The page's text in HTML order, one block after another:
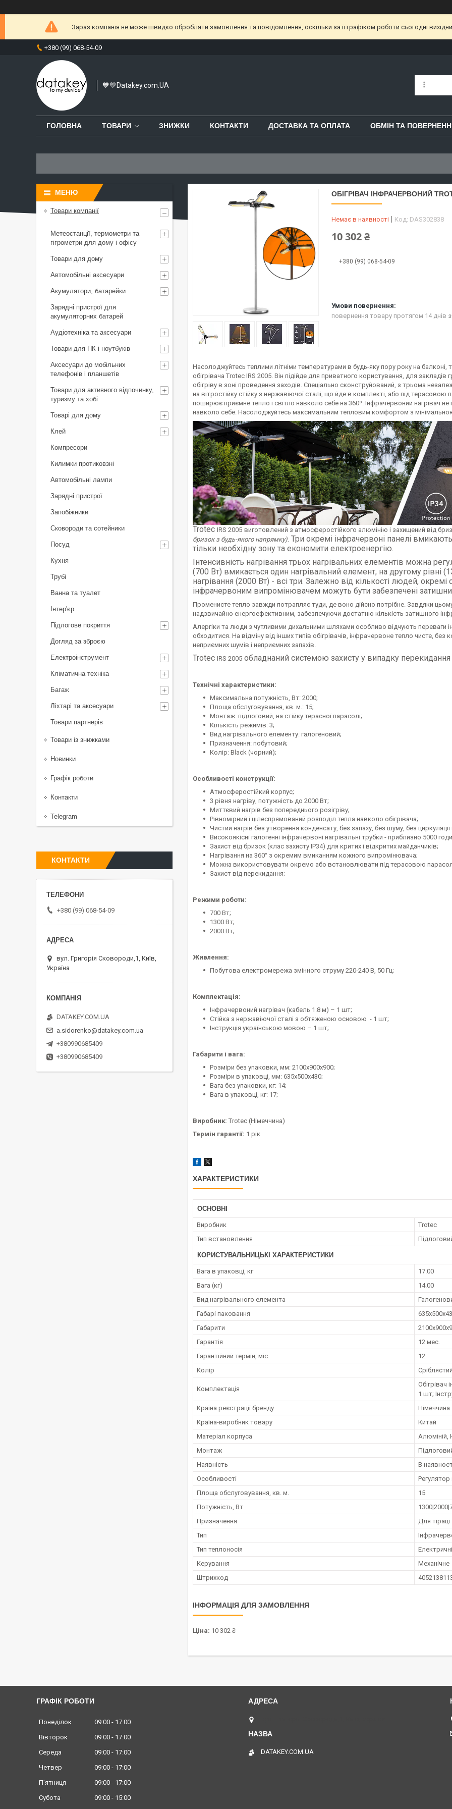
Зараз компанія не може швидко обробляти замовлення та повідомлення, оскільки за її графіком роботи сьогодні
+380 (99) 068-54-09
💙💛Datakey.com.UA
ГОЛОВНА ТОВАРИ ЗНИЖКИ КОНТАКТИ ДОСТАВКА ТА ОПЛАТА ОБМІН ТА
ОБІГРІВАЧ ІНФРАЧЕРВОНИЙ
Немає в наявності Код: DAS302838
10 302 ₴
+380 (99) 068-54-09
повернення товару протягом 14 днів
Насолоджуйтесь теплими літніми температурами в будь-яку пору року на балконі,
обігрівача Trotec IRS 2005. Він підійде для приватного користування, для
обігріву в зоні проведення заходів. Спеціально сконструйований, з трьома
на вітростійку стійку з нержавіючої сталі, що йде в комплекті, або під
поширює приємне тепло і світло навколо себе на 360º. Інфрачервоний нагрівач не
навколо себе. Насолоджуйтесь максимальним тепловим комфортом з
Trotec IRS 2005 виготовлений з атмосферостійкого алюмінію і захищений від
бризок з будь-якого напрямку) . Три окремі інфрачервоні панелі
тільки необхідну зону та економити електроенергію.
Інтенсивність нагрівання трьох нагрівальних елементів можна
(700 Вт) вмикається один нагрівальний елемент, на другому рівні
нагрівання (2000 Вт) - всі три. Залежно від кількості людей, окремі
інфрачервоним випромінювачем можуть бути забезпечені
Променисте тепло завжди потрапляє туди, де воно дійсно потрібне. Завдяки
надзвичайно енергоефективним, забезпечуючи достатню кількість затишного
Алергіки та люди з чутливими дихальними шляхами особливо відчують переваги
обходитися. На відміну від інших типів обігрівачів, інфрачервоне тепло чисте,
неприємних шумів і неприємних запахів.
Trotec IRS 2005 обладнаний системою захисту у випадку
Технічні характеристики:
Максимальна потужність, Вт: 2000;
Площа обслуговування, кв. м.: 15;
Монтаж: підлоговий, на стійку терасної парасолі;
Кількість режимів: 3;
Вид нагрівального елементу: галогеновий;
Призначення: побутовий;
Колір: Black (чорний);
Особливості конструкції:
Атмосферостійкий корпус;
3 рівня нагріву, потужність до 2000 Вт;
Миттєвий нагрів без попереднього розігріву;
Рівномірний і цілеспрямований розподіл тепла навколо обігрівача;
Чистий нагрів без утворення конденсату, без запаху, без шуму, без
Високоякісні галогенні інфрачервоні нагрівальні трубки - приблизно 5000
Захист від бризок (клас захисту IP34) для критих і відкритих майданчиків;
Нагрівання на 360° з окремим вмиканням кожного випромінювача;
Можна використовувати окремо або встановлювати під терасовою
Захист від перекидання;
Режими роботи:
700 Вт;
1300 Вт;
2000 Вт;
Живлення:
Побутова електромережа змінного струму 220-240 В, 50 Гц;
Комплектація:
Інфрачервоний нагрівач (кабель 1.8 м) – 1 шт;
Стійка з нержавіючої сталі з обтяженою основою - 1 шт;
Інструкція українською мовою – 1 шт;
Габарити і вага:
Розміри без упаковки, мм: 2100х900х900;
Розміри в упаковці, мм: 635х500х430;
Вага без упаковки, кг: 14;
Вага в упаковці, кг: 17;
Виробник: Trotec (Німеччина)
Термін гарантії: 1 рік
ХАРАКТЕРИСТИКИ
ОСНОВНІ
Виробник
Trotec
Тип встановлення
КОРИСТУВАЛЬНИЦЬКІ ХАРАКТЕРИСТИКИ
Вага в упаковці, кг
17.00
Вага (кг)
14.00
Вид нагрівального елемента
Габарі паковання
Габарити
Гарантія
12 мес.
Гарантійний термін, міс.
12
Колір
Сріблястий
Комплектація
Обігрівач
1 шт;
Країна реєстрації бренду
Німеччина
Країна-виробник товару
Китай
Матеріал корпуса
Алюміній,
Монтаж
Наявність
В
Особливості
Регулятор
Площа обслуговування, кв. м.
15
Потужність, Вт
Призначення
Для тіраці
Тип
Тип теплоносія
Електричні
Керування
Механічне
Штрихкод
ІНФОРМАЦІЯ ДЛЯ ЗАМОВЛЕННЯ
Ціна: 10 302 ₴
Товари компанії
Метеостанції, термометри та
гігрометри для дому і офісу
Товари для дому
Автомобільні аксесуари
Акумулятори, батарейки
Зарядні пристрої для
акумуляторних батарей
Аудіотехніка та аксесуари
Товари для ПК і ноутбуків
Аксесуари до мобільних
телефонів і планшетів
Товари для активного відпочинку,
туризму та хобі
Товарі для дому
Клей
Компресори
Килимки протиковзні
Автомобільні лампи
Зарядні пристрої
Запобіжники
Сковороди та сотейники
Посуд
Кухня
Трубі
Ванна та туалет
Інтер'єр
Підлогове покриття
Догляд за зброєю
Електроінструмент
Кліматична техніка
Багаж
Ліхтарі та аксесуари
Товари партнерів
Товари із знижками
Новинки
Графік роботи
Контакти
Telegram
КОНТАКТИ
+380 (99) 068-54-09
вул. Григорія Сковороди,1, Київ,
Україна
DATAKEY.COM.UA
a.sidorenko@datakey.com.ua
+380990685409
+380990685409
ГРАФІК РОБОТИ
Понеділок 09:00
17:00
Вівторок
09:00
17:00
Середа
09:00
17:00
Четвер
09:00
17:00
Пʼятниця
09:00
17:00
Субота
09:00
15:00
DATAKEY.COM.UA